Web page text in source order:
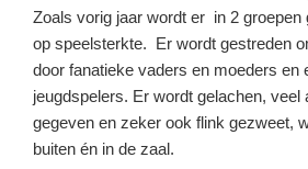
Zoals vorig jaar wordt er in 2 groepen
op speelsterkte. Er wordt gestreden
door fanatieke vaders en moeders en
jeugdspelers. Er wordt gelachen, veel
gegeven en zeker ook flink gezweet,
buiten én in de zaal.